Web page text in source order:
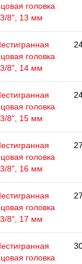
головка
3/8", 13 мм
головка
3/8", 14 мм
головка
3/8", 15 мм
головка
3/8", 16 мм
головка
3/8", 17 мм
головка